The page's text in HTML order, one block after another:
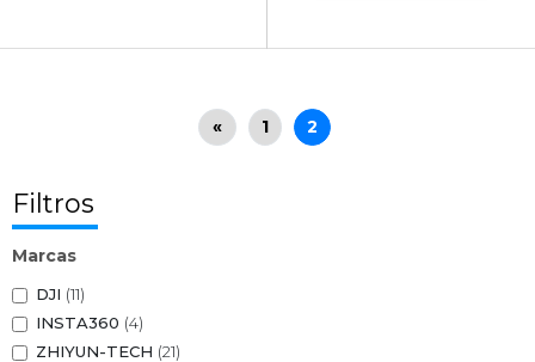
Filtros
Marcas
DJI (11)
INSTA360 (4)
ZHIYUN-TECH (21)
« 1 2